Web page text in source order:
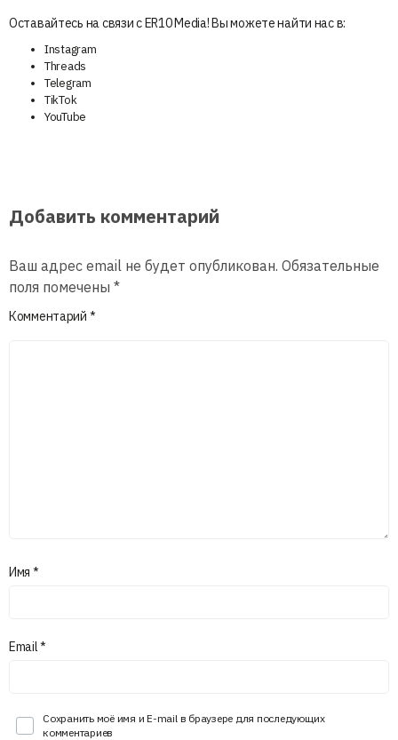
Оставайтесь на связи с ER10 Media! Вы можете найти нас в:
Instagram
Threads
Telegram
TikTok
YouTube
Добавить комментарий
Ваш адрес email не будет опубликован. Обязательные
поля помечены *
Комментарий *
Имя *
Email*
Сохранить моё имя и E-mail в браузере для последующих
комментариев